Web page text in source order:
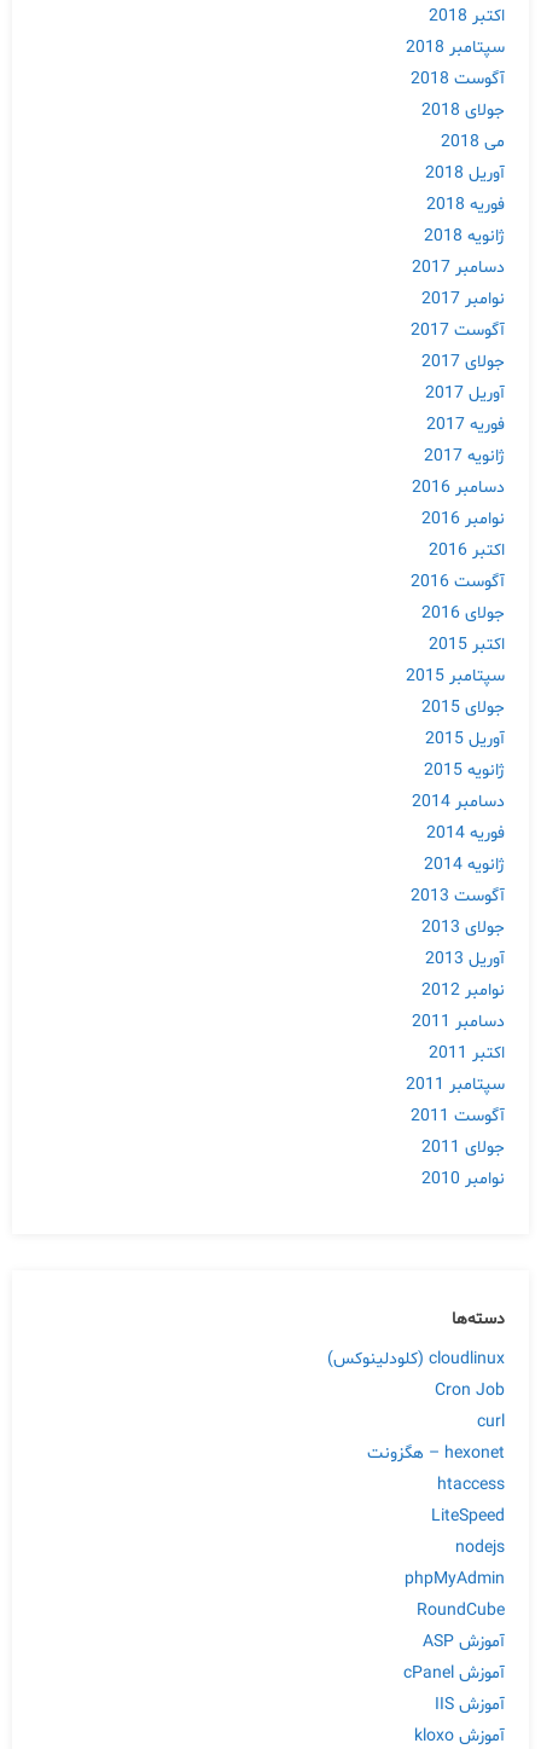
اکتبر 2018
سپتامبر 2018
آگوست 2018
جولای 2018
می 2018
آوریل 2018
فوریه 2018
ژانویه 2018
دسامبر 2017
نوامبر 2017
آگوست 2017
جولای 2017
آوریل 2017
فوریه 2017
ژانویه 2017
دسامبر 2016
نوامبر 2016
اکتبر 2016
آگوست 2016
جولای 2016
اکتبر 2015
سپتامبر 2015
جولای 2015
آوریل 2015
ژانویه 2015
دسامبر 2014
فوریه 2014
ژانویه 2014
آگوست 2013
جولای 2013
آوریل 2013
نوامبر 2012
دسامبر 2011
اکتبر 2011
سپتامبر 2011
آگوست 2011
جولای 2011
نوامبر 2010
دسته‌ها
cloudlinux (کلودلینوکس)
Cron Job
curl
hexonet – هگزونت
htaccess
LiteSpeed
nodejs
phpMyAdmin
RoundCube
آموزش ASP
آموزش cPanel
آموزش IIS
آموزش kloxo